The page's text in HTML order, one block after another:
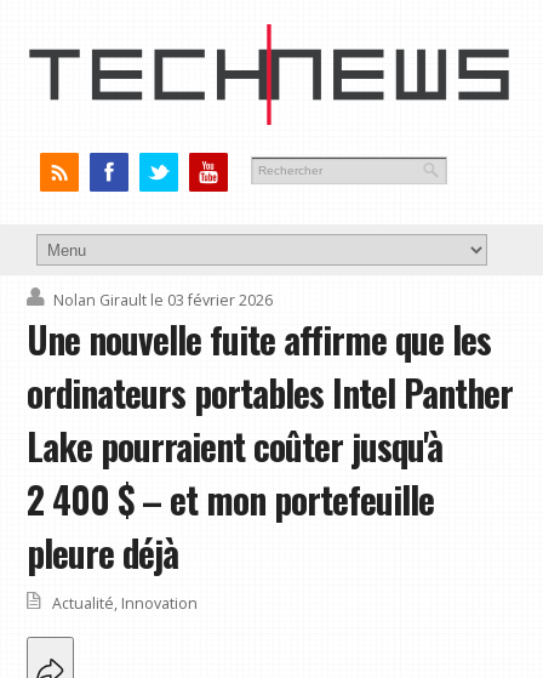
Nolan Girault le 03 février 2026
Une nouvelle fuite affirme que les
ordinateurs portables Intel Panther
Lake pourraient coûter jusqu'à
2 400 $ – et mon portefeuille
pleure déjà
Actualité, Innovation